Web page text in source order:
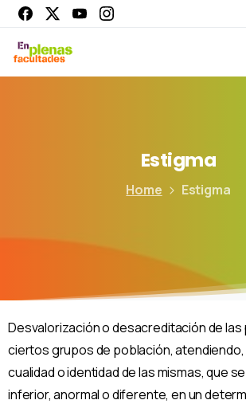
Estigma
Home Estigma
Desvalorización o desacreditación de
ciertos grupos de población, atendiendo,
cualidad o identidad de las mismas, que
inferior, anormal o diferente, en un